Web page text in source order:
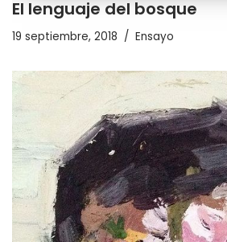
El lenguaje del bosque
19 septiembre, 2018 Ensayo